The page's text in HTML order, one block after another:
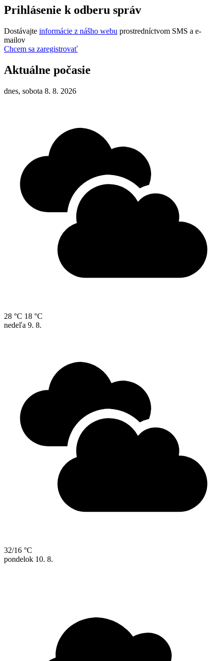
Prihlásenie k odberu správ
Dostávajte informácie z nášho webu prostredníctvom SMS a e-
mailov
Chcem sa zaregistrovať
Aktuálne počasie
dnes, sobota 8. 8. 2026
28 °C 18 °C
nedeľa 9. 8.
32/16 °C
pondelok 10. 8.